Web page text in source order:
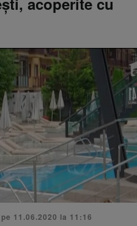
pe 11.06.2020 la 11:16